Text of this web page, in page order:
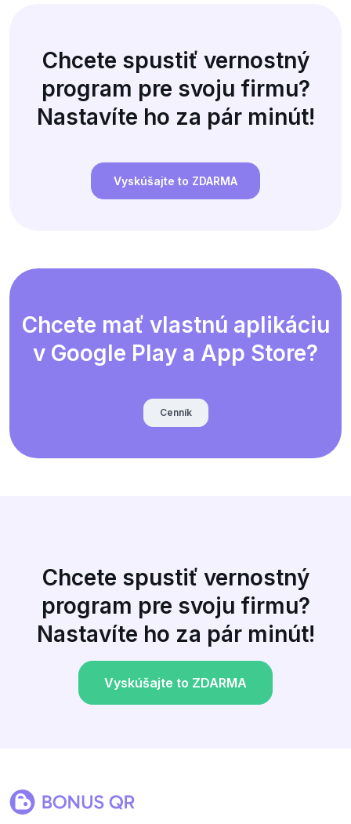
Chcete spustiť vernostný
program pre svoju firmu?
Nastavíte ho za pár minút!
Vyskúšajte to ZDARMA
Chcete mať vlastnú aplikáciu
v Google Play a App Store?
Cenník
Chcete spustiť vernostný
program pre svoju firmu?
Nastavíte ho za pár minút!
Vyskúšajte to ZDARMA